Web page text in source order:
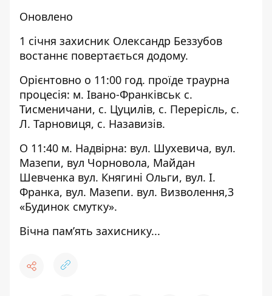
Оновлено
1 січня захисник Олександр Беззубов
востаннє повертається додому.
Орієнтовно о 11:00 год. проїде траурна
процесія: м. Івано-Франківськ с.
Тисменичани, с. Цуцилів, с. Перерісль, с.
Л. Тарновиця, с. Назавизів.
О 11:40 м. Надвірна: вул. Шухевича, вул.
Мазепи, вул Чорновола, Майдан
Шевченка вул. Княгині Ольги, вул. І.
Франка, вул. Мазепи. вул. Визволення,3
«Будинок смутку».
Вічна памʼять захиснику...